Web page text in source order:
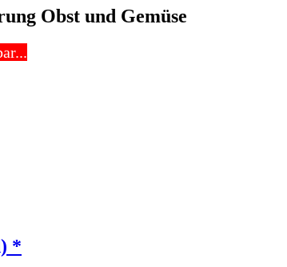
Obst und Gemüse
*